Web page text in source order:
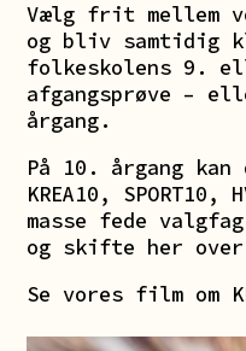
Vælg frit mellem
og bliv samtidig
folkeskolens 9.
afgangsprøve –
årgang.
På 10. årgang kan
KREA10, SPORT10,
masse fede
og skifte her
Se vores film om